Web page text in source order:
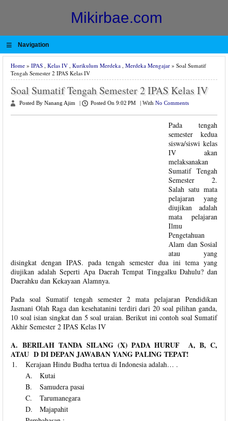
Mikirbae.com
≡ Navigation
Home » IPAS , Kelas IV , Kurikulum Merdeka , Merdeka Mengajar » Soal Sumatif
Tengah Semester 2 IPAS Kelas IV
Soal Sumatif Tengah Semester 2 IPAS Kelas IV
Posted By Nanang Ajim Posted On 9:02 PM With No Comments
Pada tengah
semester kedua
siswa/siswi kelas
IV akan
melaksanakan
Sumatif Tengah
Semester 2.
Salah satu mata
pelajaran yang
diujikan adalah
mata pelajaran
Ilmu
Pengetahuan
Alam dan Sosial
atau yang
disingkat dengan IPAS. pada tengah semester dua ini tema yang
diujikan adalah Seperti Apa Daerah Tempat Tinggalku Dahulu? dan
Daerahku dan Kekayaan Alamnya.
Pada soal Sumatif tengah semester 2 mata pelajaran Pendidikan
Jasmani Olah Raga dan kesehatanini terdiri dari 20 soal pilihan ganda,
10 soal isian singkat dan 5 soal uraian. Berikut ini contoh soal Sumatif
Akhir Semester 2 IPAS Kelas IV
A. BERILAH TANDA SILANG (X) PADA HURUF A, B, C,
ATAU D DI DEPAN JAWABAN YANG PALING TEPAT!
1.
Kerajaan Hindu Budha tertua di Indonesia adalah… .
A.
Kutai
B.
Samudera pasai
C.
Tarumanegara
D.
Majapahit